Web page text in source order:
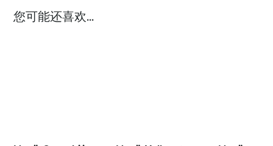
您可能还喜欢...